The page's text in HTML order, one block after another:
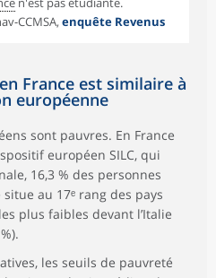
CCMSA, enquête Revenus
France est similaire à
européenne
sont pauvres. En France
européen SILC, qui
16,3 % des personnes
au 17ᵉ rang des pays
plus faibles devant l’Italie
les seuils de pauvreté